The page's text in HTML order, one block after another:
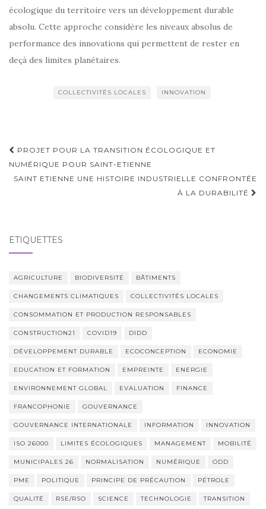
écologique du territoire vers un développement durable
absolu. Cette approche considère les niveaux absolus de
performance des innovations qui permettent de rester en
deçà des limites planétaires.
COLLECTIVITÉS LOCALES INNOVATION
Navigation
d'article
PROJET POUR LA TRANSITION ÉCOLOGIQUE ET
NUMÉRIQUE POUR SAINT-ETIENNE
SAINT ETIENNE UNE HISTOIRE INDUSTRIELLE CONFRONTÉE
À LA DURABILITÉ
ÉTIQUETTES
AGRICULTURE BIODIVERSITÉ BÂTIMENTS
CHANGEMENTS CLIMATIQUES COLLECTIVITÉS LOCALES
CONSOMMATION ET PRODUCTION RESPONSABLES
CONSTRUCTION21 COVID19 DIDD
DÉVELOPPEMENT DURABLE ECOCONCEPTION ECONOMIE
EDUCATION ET FORMATION EMPREINTE ENERGIE
ENVIRONNEMENT GLOBAL EVALUATION FINANCE
FRANCOPHONIE GOUVERNANCE
GOUVERNANCE INTERNATIONALE INFORMATION INNOVATION
ISO 26000 LIMITES ÉCOLOGIQUES MANAGEMENT MOBILITÉ
MUNICIPALES 26 NORMALISATION NUMÉRIQUE ODD
PME POLITIQUE PRINCIPE DE PRÉCAUTION PÉTROLE
QUALITÉ RSE/RSO SCIENCE TECHNOLOGIE TRANSITION